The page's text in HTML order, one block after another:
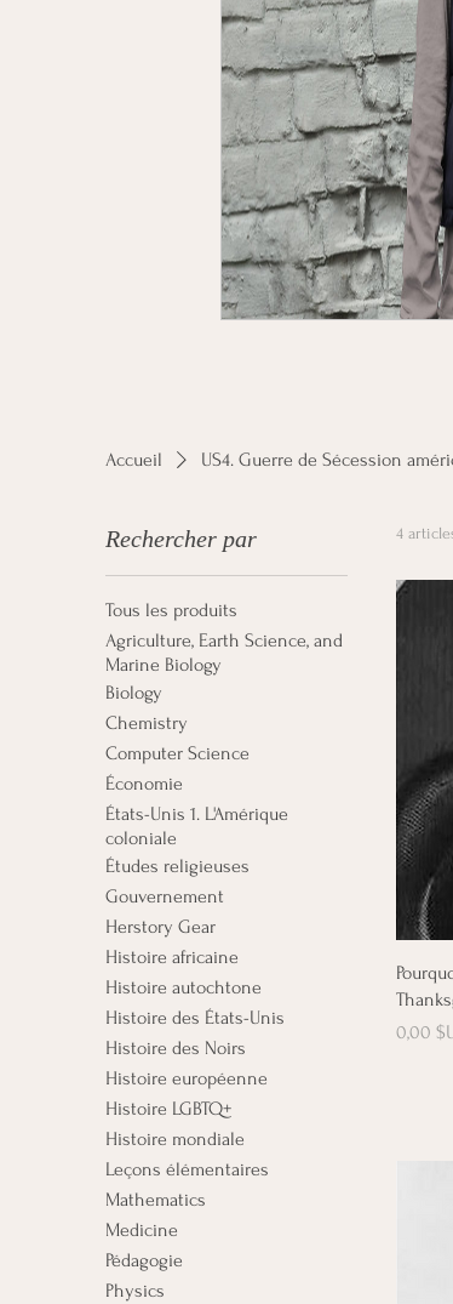
Accueil US4. Guerre de Sécession
Rechercher par
Tous les produits
Agriculture, Earth Science, and
Marine Biology
Biology
Chemistry
Computer Science
Économie
États-Unis 1. L'Amérique
coloniale
Études religieuses
Gouvernement
Herstory Gear
Histoire africaine
Histoire autochtone
Histoire des États-Unis
Histoire des Noirs
Histoire européenne
Histoire LGBTQ+
Histoire mondiale
Leçons élémentaires
Mathematics
Medicine
Pédagogie
Physics
4
Prix
0,00